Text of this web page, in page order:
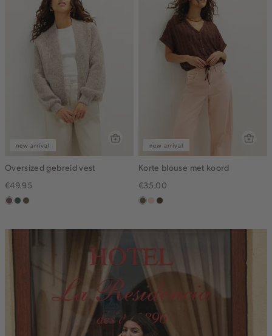
new arrival
Oversized gebreid vest
€49.95
taupe
groen,
bruin
new arrival
Korte blouse met koord
€35.00
middenbruin
pinkgroen,
midden